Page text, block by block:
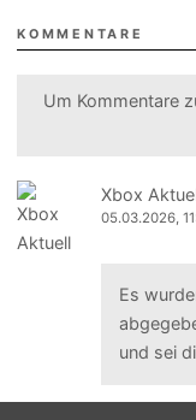
KOMMENTARE
Um Kommentare
Xbox
05.03.2026,
Es
und sei